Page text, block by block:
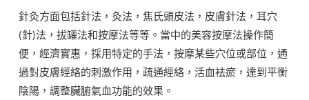
針灸方面包括針法，灸法，焦氏頭皮法，皮膚針法，耳穴
(針)法，拔罐法和按摩法等等。當中的美容按摩法操作簡
便，經濟實惠，採用特定的手法，按摩某些穴位或部位，通
過對皮膚經絡的刺激作用，疏通經絡，活血袪瘀，達到平衡
陰陽，調整臟腑氣血功能的效果。